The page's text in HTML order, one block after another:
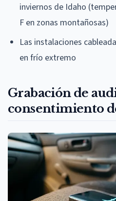
inviernos de Idaho
F en zonas montañosas)
Las instalaciones
en frío extremo
Grabación de
consentimiento